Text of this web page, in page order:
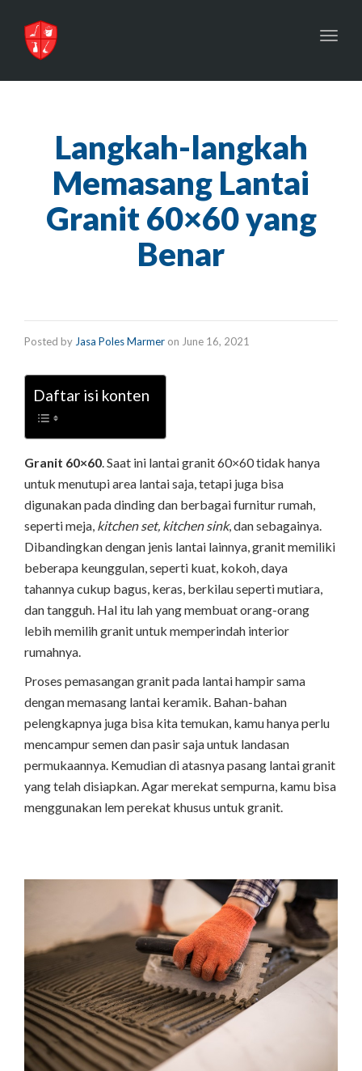
Langkah-langkah
Memasang Lantai
Granit 60×60 yang
Benar
Posted by Jasa Poles Marmer on June 16, 2021
Daftar isi konten
Granit 60×60. Saat ini lantai granit 60×60 tidak hanya
untuk menutupi area lantai saja, tetapi juga bisa
digunakan pada dinding dan berbagai furnitur rumah,
seperti meja, kitchen set, kitchen sink, dan sebagainya.
Dibandingkan dengan jenis lantai lainnya, granit memiliki
beberapa keunggulan, seperti kuat, kokoh, daya
tahannya cukup bagus, keras, berkilau seperti mutiara,
dan tangguh. Hal itu lah yang membuat orang-orang
lebih memilih granit untuk memperindah interior
rumahnya.
Proses pemasangan granit pada lantai hampir sama
dengan memasang lantai keramik. Bahan-bahan
pelengkapnya juga bisa kita temukan, kamu hanya perlu
mencampur semen dan pasir saja untuk landasan
permukaannya. Kemudian di atasnya pasang lantai granit
yang telah disiapkan. Agar merekat sempurna, kamu bisa
menggunakan lem perekat khusus untuk granit.